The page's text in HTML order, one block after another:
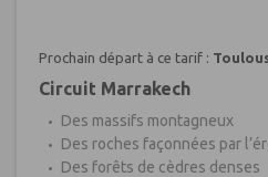
Prochain départ à ce tarif :
Circuit Marrakech
Des massifs montagneux
Des roches façonnées par
Des forêts de cèdres denses